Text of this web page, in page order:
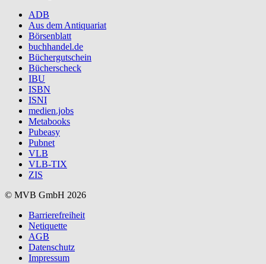
ADB
Aus dem Antiquariat
Börsenblatt
buchhandel.de
Büchergutschein
Bücherscheck
IBU
ISBN
ISNI
medien.jobs
Metabooks
Pubeasy
Pubnet
VLB
VLB-TIX
ZIS
© MVB GmbH 2026
Barrierefreiheit
Netiquette
AGB
Datenschutz
Impressum